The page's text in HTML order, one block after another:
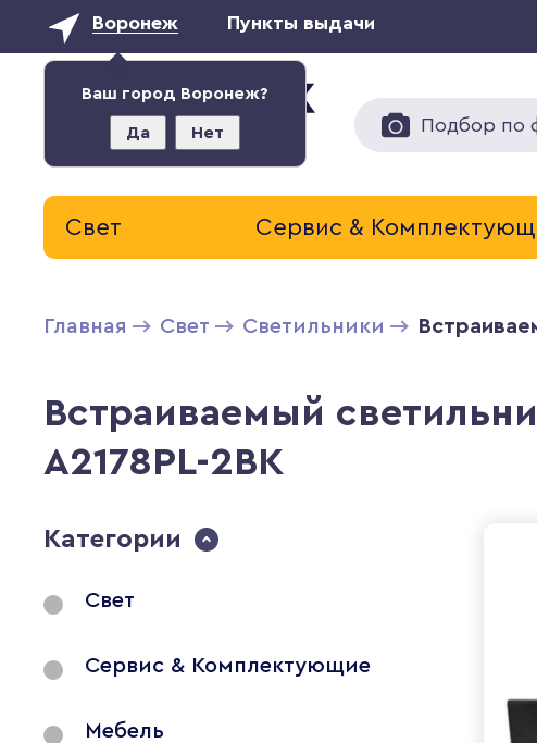
Воронеж
Ваш город Воронеж?
Да Нет
Пункты выдачи
Подбор по
Свет Сервис &
Главная Свет Светильники
Встраиваемый
A2178PL-2BK
Категории
Свет
Сервис & Комплектующие
Мебель